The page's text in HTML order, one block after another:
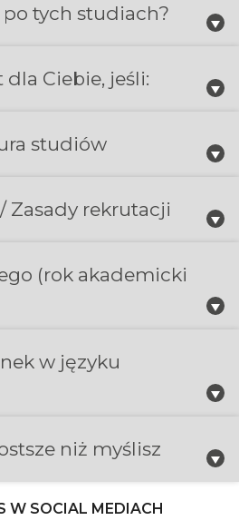
tych studiach?
Ciebie, jeśli:
studiów
Zasady rekrutacji
(rok akademicki
w języku
niż myślisz
W SOCIAL MEDIACH